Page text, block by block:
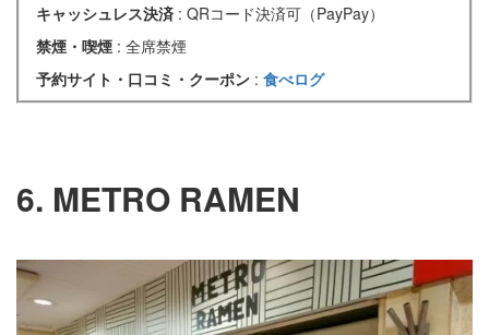
キャッシュレス決済 : QRコード決済可（PayPay）
禁煙・喫煙 : 全席禁煙
予約サイト・口コミ・クーポン : 食べログ
6. METRO RAMEN